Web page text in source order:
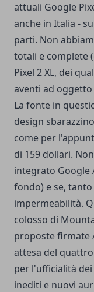
attuali Google
anche in Italia -
parti. Non
totali e complete
Pixel 2 XL, dei
aventi ad
La fonte in
design
come per
di 159 dollari.
integrato Google
fondo) e se,
impermeabilità.
colosso di
proposte firmate
attesa del
per l'ufficialità
inediti e nuovi